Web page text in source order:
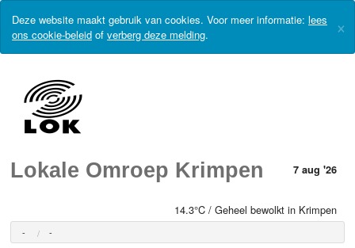
Deze website maakt gebruik van cookies. Voor meer informatie: lees
ons cookie-beleid of verberg deze melding. ×
Lokale Omroep Krimpen 7 aug '26
14.3°C / Geheel bewolkt in Krimpen
- -